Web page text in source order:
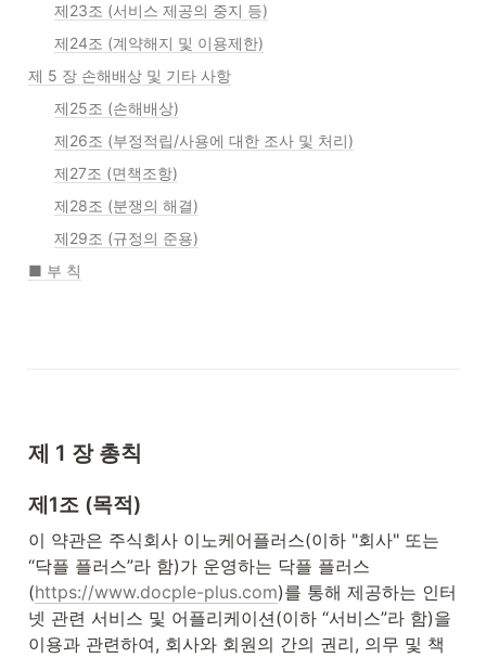
제23조 (서비스 제공의 중지 등)
제24조 (계약해지 및 이용제한)
제 5 장 손해배상 및 기타 사항
제25조 (손해배상)
제26조 (부정적립/사용에 대한 조사 및 처리)
제27조 (면책조항)
제28조 (분쟁의 해결)
제29조 (규정의 준용)
■ 부 칙
제 1 장 총칙
제1조 (목적)
이 약관은 주식회사 이노케어플러스(이하 "회사" 또는
“닥플 플러스”라 함)가 운영하는 닥플 플러스
(https://www.docple-plus.com)를 통해 제공하는 인터
넷 관련 서비스 및 어플리케이션(이하 “서비스”라 함)을
이용과 관련하여, 회사와 회원의 간의 권리, 의무 및 책